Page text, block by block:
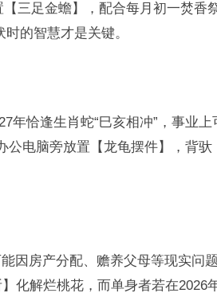
三足金蟾】，配合每月初一焚香
的智慧才是关键。
恰逢生肖蛇“巳亥相冲”，事业
公电脑旁放置【龙龟摆件】，背
因房产分配、赡养父母等现实问
化解烂桃花，而单身者若在2026